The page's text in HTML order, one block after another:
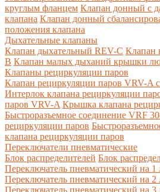
круглым фланцем Клапан донный с
клапана Клапан донный
положения клапана
Дыхательные клапаны
Клапан дыхательный REV-C Клапан
B Клапан малых дыханий крышки
Клапаны рециркуляции паров
Клапан рециркуляции паров VRV-A
Интерлок клапана рециркуляции
паров VRV-A Крышка клапана
Быстроразъемное соединение VRF
рециркуляции паров
клапана рециркуляции паров
Переключатели пневматические
Блок распределителей Блок
Переключатель пневматический на
Переключатель пневматический на
Переключатель пневматический на